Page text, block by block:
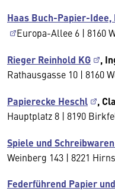
Haas Buch-Papier-
Europa-Allee 6 | 8160
Rieger Reinhold KG ,
Rathausgasse 10 | 8160
Papierecke Heschl ,
Hauptplatz 8 | 8190
Spiele und
Weinberg 143 | 8221
Federführend Papier